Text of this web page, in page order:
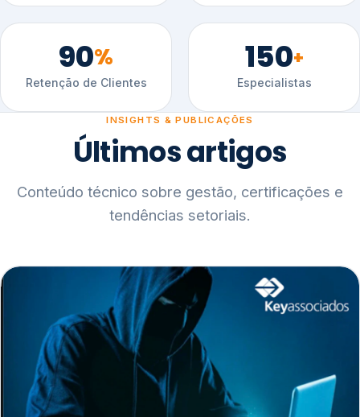
90%
Retenção de Clientes
150+
Especialistas
INSIGHTS & PUBLICAÇÕES
Últimos artigos
Conteúdo técnico sobre gestão, certificações e
tendências setoriais.